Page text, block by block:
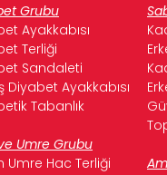
Grubu
Ayakkabısı
Terliği
Sandaleti
Diyabet Ayakkabısı
Tabanlık
Umre Grubu
Umre Hac Terliği